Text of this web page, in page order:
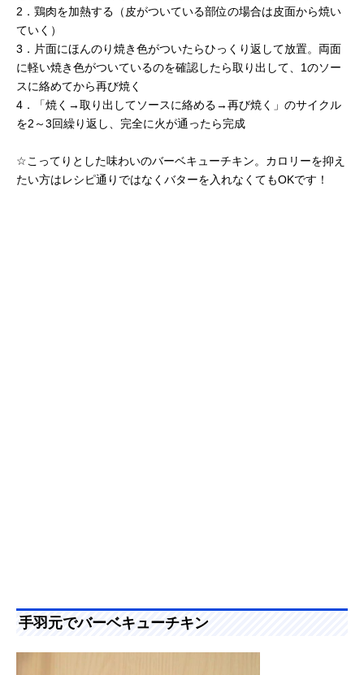
2．鶏肉を加熱する（皮がついている部位の場合は皮面から焼い
ていく）
3．片面にほんのり焼き色がついたらひっくり返して放置。両面
に軽い焼き色がついているのを確認したら取り出して、1のソー
スに絡めてから再び焼く
4．「焼く→取り出してソースに絡める→再び焼く」のサイクル
を2～3回繰り返し、完全に火が通ったら完成
☆こってりとした味わいのバーベキューチキン。カロリーを抑え
たい方はレシピ通りではなくバターを入れなくてもOKです！
手羽元でバーベキューチキン